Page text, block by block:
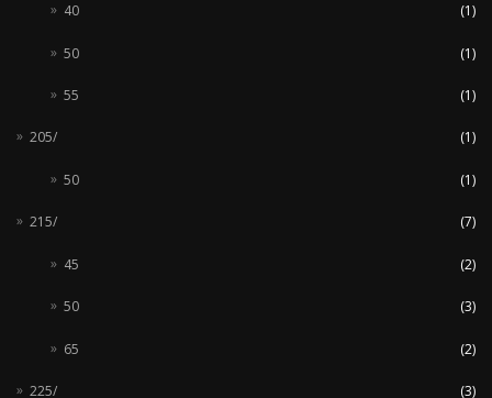
40 (1)
50 (1)
55 (1)
205/ (1)
50 (1)
215/ (7)
45 (2)
50 (3)
65 (2)
225/ (3)